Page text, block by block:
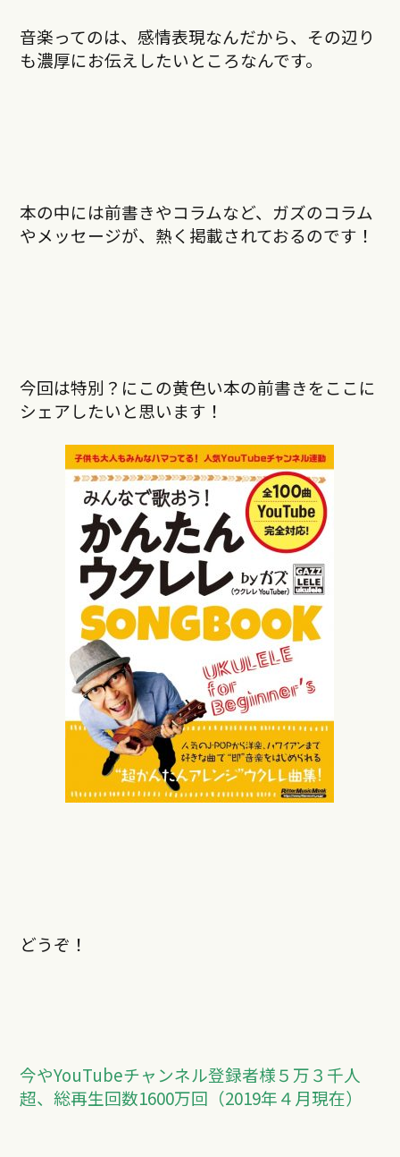
音楽ってのは、感情表現なんだから、その辺り
も濃厚にお伝えしたいところなんです。
本の中には前書きやコラムなど、ガズのコラム
やメッセージが、熱く掲載されておるのです！
今回は特別？にこの黄色い本の前書きをここに
シェアしたいと思います！
どうぞ！
今やYouTubeチャンネル登録者様５万３千人
超、総再生回数1600万回（2019年４月現在）